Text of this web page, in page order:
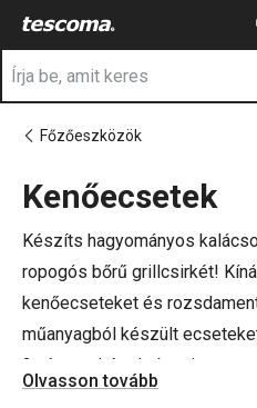
Ugrás a fő
Ugrás a
Ugrás a
Főzőeszközök
Kenőecsetek
Készíts hagyományos
ropogós bőrű grillcsirkét!
kenőecseteket és
műanyagból készült
2-részes készletben is
isPRESTO,GrandCHEF
Olvasson tovább